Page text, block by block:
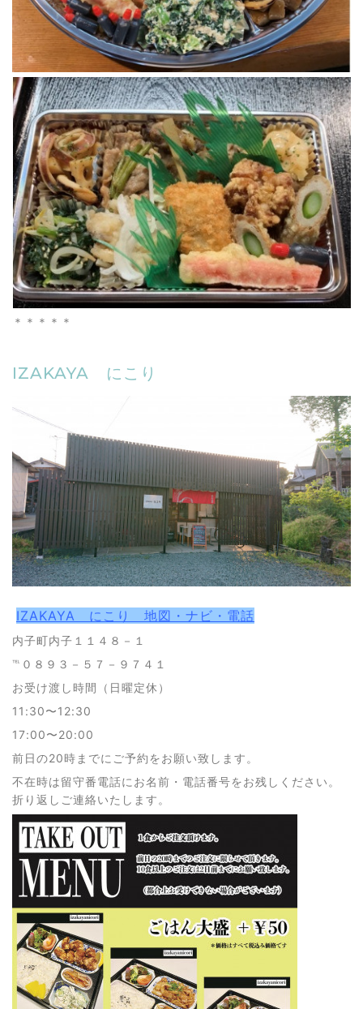
＊＊＊＊＊
IZAKAYA にこり
IZAKAYA にこり 地図・ナビ・電話
内子町内子１１４８－１
℡０８９３－５７－９７４１
お受け渡し時間（日曜定休）
11:30〜12:30
17:00〜20:00
前日の20時までにご予約をお願い致します。
不在時は留守番電話にお名前・電話番号をお残しください。
折り返しご連絡いたします。